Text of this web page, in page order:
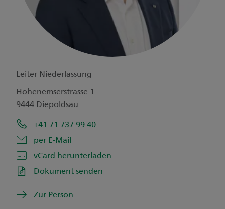
Leiter Niederlassung
Hohenemserstrasse 1
9444 Diepoldsau
+41 71 737 99 40
per E-Mail
vCard herunterladen
Dokument senden
Zur Person